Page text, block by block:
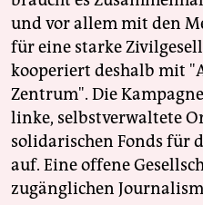
und vor allem mit den
für eine starke
kooperiert deshalb mit
Zentrum". Die
linke, selbstverwaltete
solidarischen Fonds für
auf. Eine offene
zugänglichen